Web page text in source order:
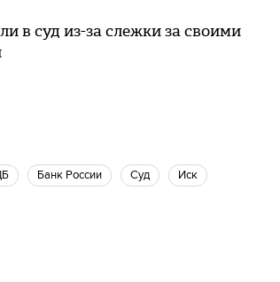
в суд из-за слежки за своими
ЦБ Банк России Суд Иск